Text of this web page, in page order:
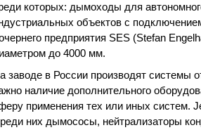
которых: дымоходы для
объектов с
предприятия SES (Stefan
до 4000 мм.
заводе в России производят системы
наличие дополнительного
применения тех или иных систем.
них дымососы, нейтрализаторы